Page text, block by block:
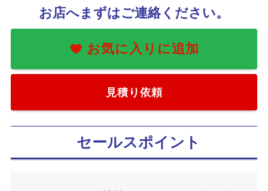
お店へまずはご連絡ください。
見積り依頼
セールスポイント